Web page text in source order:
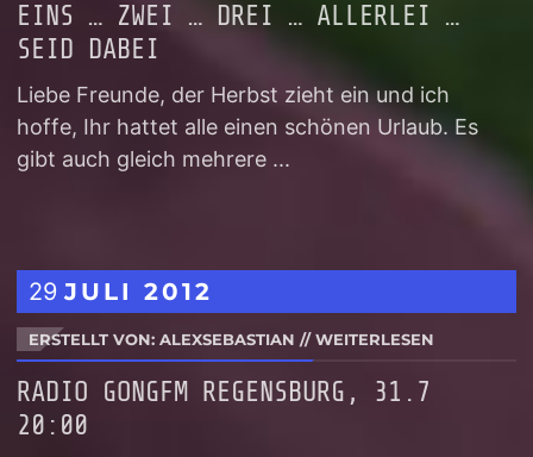
EINS … ZWEI … DREI … ALLERLEI …
SEID DABEI
Liebe Freunde, der Herbst zieht ein und ich
hoffe, Ihr hattet alle einen schönen Urlaub. Es
gibt auch gleich mehrere ...
29JULI2012
ERSTELLT VON: ALEXSEBASTIAN //WEITERLESEN
RADIO GONGFM REGENSBURG, 31.7
20:00